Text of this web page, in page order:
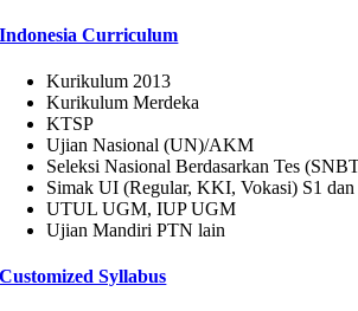
Indonesia Curriculum
Kurikulum 2013
Kurikulum Merdeka
KTSP
Ujian Nasional (UN)/AKM
Seleksi Nasional Berdasarkan Tes
Simak UI (Regular, KKI, Vokasi) S1 dan
UTUL UGM, IUP UGM
Ujian Mandiri PTN lain
Customized Syllabus